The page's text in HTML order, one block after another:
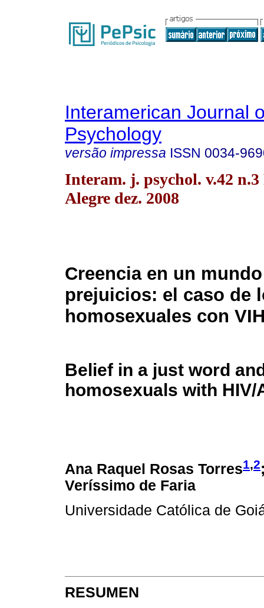
Interamerican Journal
Psychology
versão impressa ISSN 0034-
Interam. j. psychol. v.42 n.3
Alegre dez. 2008
Creencia en un
prejuicios: el caso de
homosexuales con
Belief in a just word
homosexuals with HIV/
Ana Raquel Rosas Torres1,2
Veríssimo de Faria
Universidade Católica de
RESUMEN